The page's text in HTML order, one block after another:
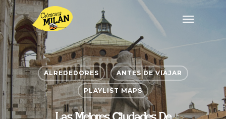
ALREDEDORES ANTES DE VIAJAR
PLAYLIST MAPS